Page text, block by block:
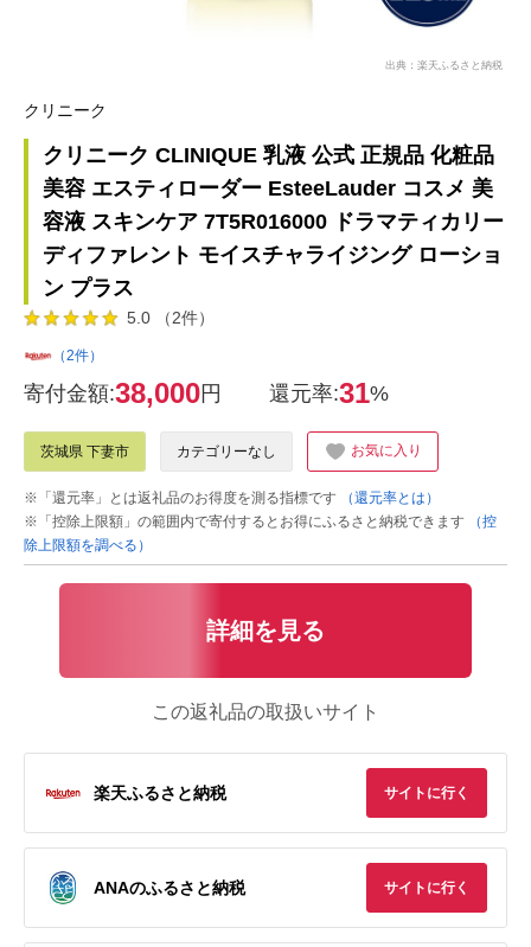
出典：楽天ふるさと納税
クリニーク
クリニーク CLINIQUE 乳液 公式 正規品 化粧品
美容 エスティローダー EsteeLauder コスメ 美
容液 スキンケア 7T5R016000 ドラマティカリー
ディファレント モイスチャライジング ローショ
ン プラス
5.0 （2件）
（2件）
寄付金額:38,000円 還元率:31%
茨城県 下妻市 カテゴリーなし お気に入り
※「還元率」とは返礼品のお得度を測る指標です
（還元率とは）
※「控除上限額」の範囲内で寄付するとお得にふるさと納税できます
（控
除上限額を調べる）
詳細を見る
この返礼品の取扱いサイト
楽天ふるさと納税 サイトに行く
ANAのふるさと納税 サイトに行く